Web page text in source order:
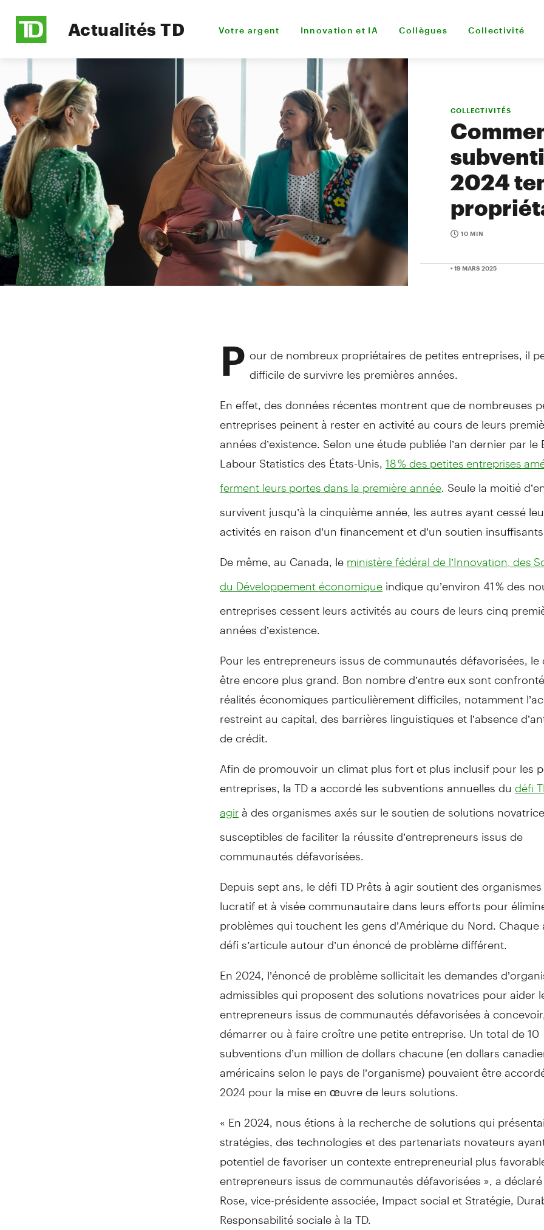
Actualités TD Votre argent Innovation et IA Collègues Collectivité
COLLECTIVITÉS
2024
10 MIN
• 19 MARS 2025
P our de nombreux propriétaires de petites entreprises, il
difficile de survivre les premières années.
En effet, des données récentes montrent que de nombreuses
entreprises peinent à rester en activité au cours de leurs
années d’existence. Selon une étude publiée l’an dernier par
Labour Statistics des États-Unis, 18 % des petites entreprises
ferment leurs portes dans la première année . Seule la moitié
survivent jusqu’à la cinquième année, les autres ayant cessé
activités en raison d’un financement et d’un soutien
De même, au Canada, le ministère fédéral de l’Innovation, des
du Développement économique indique qu’environ 41 % des
entreprises cessent leurs activités au cours de leurs cinq
années d’existence.
Pour les entrepreneurs issus de communautés défavorisées,
être encore plus grand. Bon nombre d’entre eux sont
réalités économiques particulièrement difficiles, notamment
restreint au capital, des barrières linguistiques et l’absence
de crédit.
Afin de promouvoir un climat plus fort et plus inclusif pour les
entreprises, la TD a accordé les subventions annuelles du défi
agir à des organismes axés sur le soutien de solutions
susceptibles de faciliter la réussite d’entrepreneurs issus de
communautés défavorisées.
Depuis sept ans, le défi TD Prêts à agir soutient des
lucratif et à visée communautaire dans leurs efforts pour
problèmes qui touchent les gens d’Amérique du Nord. Chaque
défi s’articule autour d’un énoncé de problème différent.
En 2024, l’énoncé de problème sollicitait les demandes
admissibles qui proposent des solutions novatrices pour aider
entrepreneurs issus de communautés défavorisées à
démarrer ou à faire croître une petite entreprise. Un total de 10
subventions d’un million de dollars chacune (en dollars
américains selon le pays de l’organisme) pouvaient être
2024 pour la mise en œuvre de leurs solutions.
« En 2024, nous étions à la recherche de solutions qui
stratégies, des technologies et des partenariats novateurs
potentiel de favoriser un contexte entrepreneurial plus
entrepreneurs issus de communautés défavorisées », a
Rose, vice-présidente associée, Impact social et Stratégie,
Responsabilité sociale à la TD.